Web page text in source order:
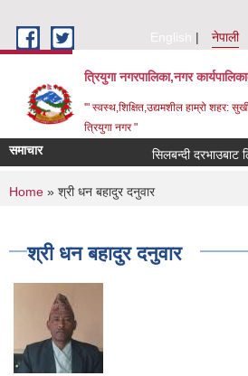
English
नेपाली
त्रियुगा नगरपालिका,नगर
'" स्वस्थ,शिक्षित,उद्यमशील हाम्रो शहर:
त्रियुगा नगर "
समाचार सिलबन्दी दरभाउबाट
You are here
Home » श्री धन बहादुर दनुवार
श्री धन बहादुर दनुवार